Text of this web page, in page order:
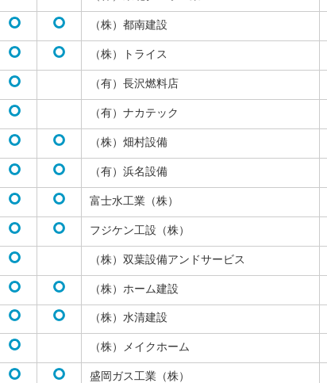
（株）都南建設
（株）トライス
（有）長沢燃料店
（有）ナカテック
（株）畑村設備
（有）浜名設備
富士水工業（株）
フジケン工設（株）
（株）双葉設備アンドサービス
（株）ホーム建設
（株）水清建設
（株）メイクホーム
盛岡ガス工業（株）